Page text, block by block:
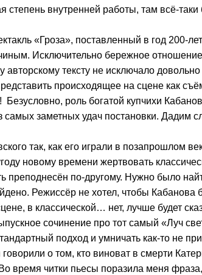
степень внутренней работы, там всё-
«Гроза», поставленный в год 200-
Исключительно бережное
тексту не исключало
происходящее на сцене как
роль богатой купчихи
заметных удач постановки. Дадим
так, как его играли в позапрошлом
новому времени жертвовать
преподнесён по-другому. Нужно было
Режиссёр не хотел, чтобы Кабанова
в классической… нет, лучше будет
сочинение про тот самый «Луч
подход и умничать как-то не
о том, кто виноват в смерти
время читки пьесы поразила меня